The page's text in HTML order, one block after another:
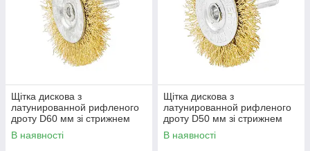
Щітка дискова з
латунированной рифленого
дроту D60 мм зі стрижнем
1/4" MASTERTOOL 19-9706
В наявності
Щітка дискова з
латунированной рифленого
дроту D50 мм зі стрижнем
1/4" MASTERTOOL 19-9705
В наявності